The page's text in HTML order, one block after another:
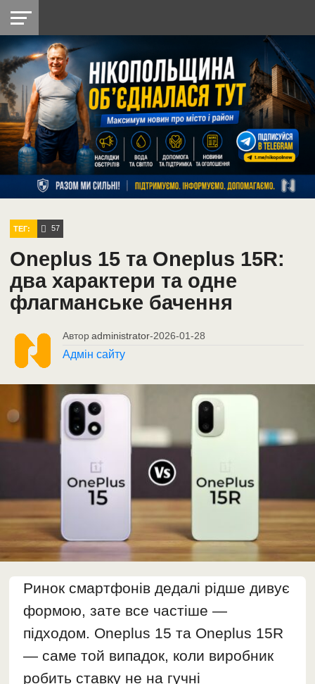
НІКОПОЛЬ
РАЙОН
СІЧЕСЛАВСЬКА
УКРАЇНА
РЕТРО
НІКОПОЛЬ
ЛАЙТ
УКРАЇНА
ДОПОМОГА
РАДІО
ТЕГ: 57
Oneplus 15 та Oneplus 15R:
два характери та одне
флагманське бачення
Автор administrator-2026-01-28
Адмін сайту
Ринок смартфонів дедалі рідше дивує
формою, зате все частіше —
підходом. Oneplus 15 та Oneplus 15R
— саме той випадок, коли виробник
робить ставку не на гучні